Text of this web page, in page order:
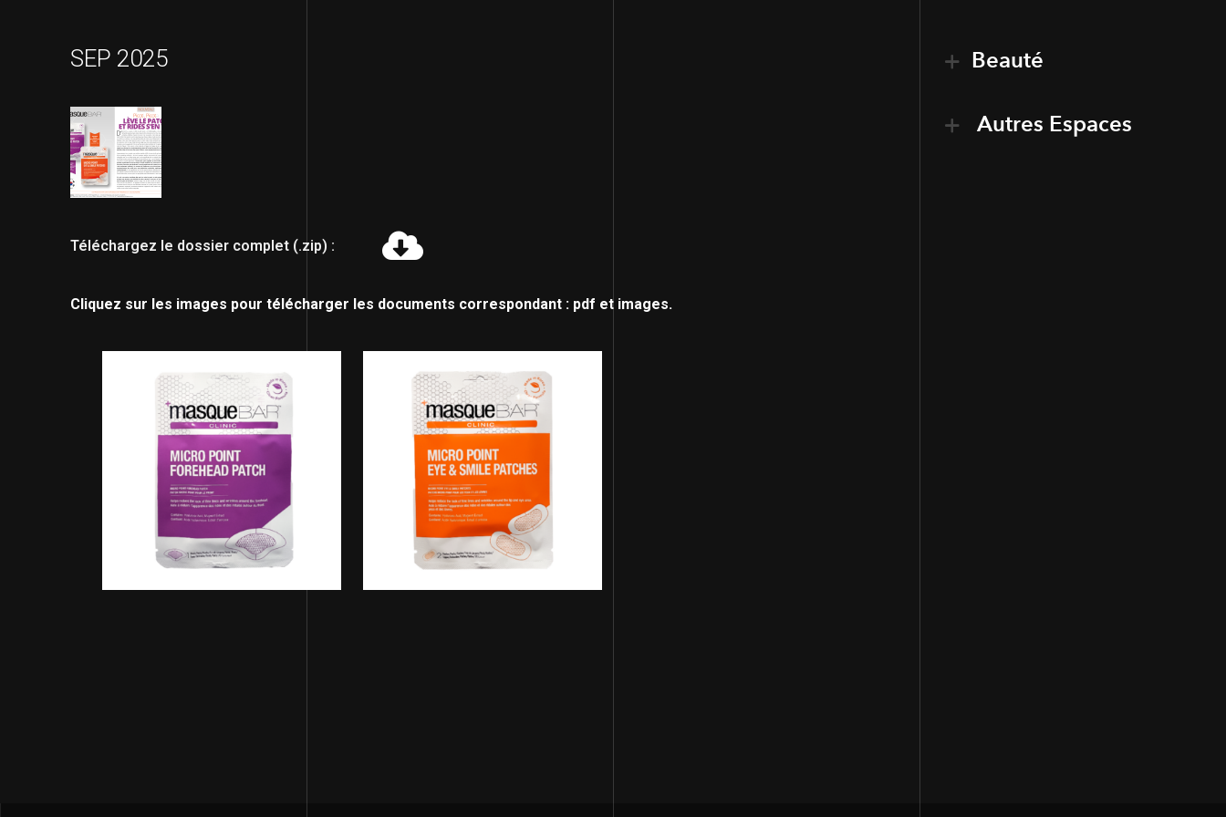
SEP 2025 Beauté
Autres Espaces
Téléchargez le dossier complet (.zip) :
Cliquez sur les images pour télécharger les documents correspondant : pdf et images.